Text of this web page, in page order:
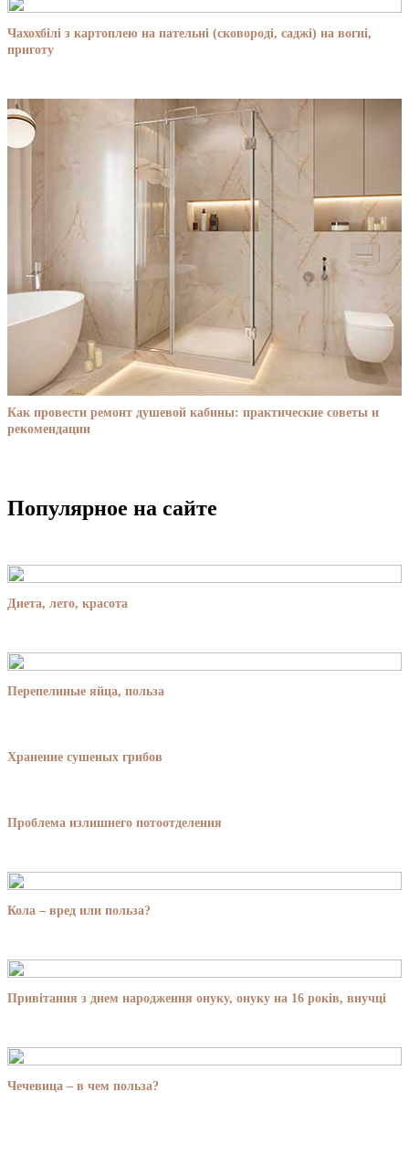
Чахохбілі з картоплею на пательні (сковороді, саджі) на вогні,
приготу
Как провести ремонт душевой кабины: практические советы и
рекомендации
Популярное на сайте
Диета, лето, красота
Перепелиные яйца, польза
Хранение сушеных грибов
Проблема излишнего потоотделения
Кола – вред или польза?
Привітання з днем народження онуку, онуку на 16 років, внучці
Чечевица – в чем польза?